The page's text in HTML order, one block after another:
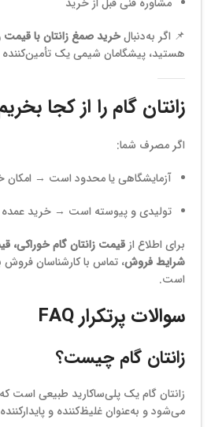
📌 اگر به‌دنبالخرید صمغ زانتان با قیمت
هستید، پیشگامان شیمی یک تأمین‌کننده
زانتان گام را از کجا
اگر مصرف شما:
آزمایشگاهی یا محدود است → امکان
تولیدی و پیوسته است → خرید
برای اطلاع از قیمت زانتان گام خوراکی،
شرایط فروش، تماس با کارشناسان
است.
سوالات پرتکرار FAQ
زانتان گام چیست؟
زانتان گام یک پلی‌ساکارید طبیعی است که
می‌شود و به‌عنوان غلیظ‌کننده و